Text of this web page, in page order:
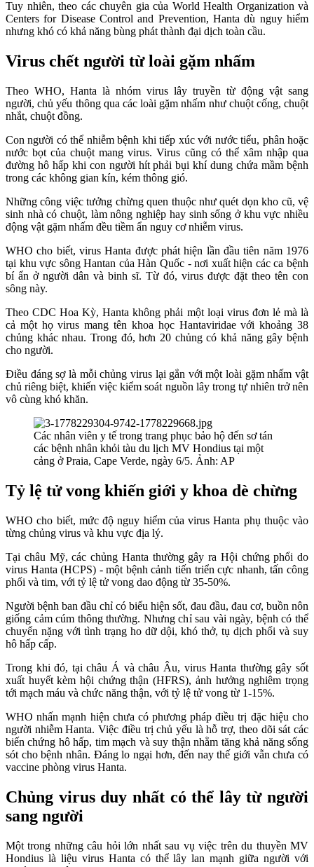
Tuy nhiên, theo các chuyên gia của World Health Organization và
Centers for Disease Control and Prevention, Hanta dù nguy hiểm
nhưng khó có khả năng bùng phát thành đại dịch toàn cầu.
Virus chết người từ loài gặm nhấm
Theo WHO, Hanta là nhóm virus lây truyền từ động vật sang
người, chủ yếu thông qua các loài gặm nhấm như chuột cống, chuột
nhắt, chuột đồng.
Con người có thể nhiễm bệnh khi tiếp xúc với nước tiểu, phân hoặc
nước bọt của chuột mang virus. Virus cũng có thể xâm nhập qua
đường hô hấp khi con người hít phải bụi khí dung chứa mầm bệnh
trong các không gian kín, kém thông gió.
Những công việc tưởng chừng quen thuộc như quét dọn kho cũ, vệ
sinh nhà có chuột, làm nông nghiệp hay sinh sống ở khu vực nhiều
động vật gặm nhấm đều tiềm ẩn nguy cơ nhiễm virus.
WHO cho biết, virus Hanta được phát hiện lần đầu tiên năm 1976
tại khu vực sông Hantan của Hàn Quốc - nơi xuất hiện các ca bệnh
bí ẩn ở người dân và binh sĩ. Từ đó, virus được đặt theo tên con
sông này.
Theo CDC Hoa Kỳ, Hanta không phải một loại virus đơn lẻ mà là
cả một họ virus mang tên khoa học Hantaviridae với khoảng 38
chủng khác nhau. Trong đó, hơn 20 chủng có khả năng gây bệnh
cho người.
Điều đáng sợ là mỗi chủng virus lại gắn với một loài gặm nhấm vật
chủ riêng biệt, khiến việc kiểm soát nguồn lây trong tự nhiên trở nên
vô cùng khó khăn.
Các nhân viên y tế trong trang phục bảo hộ đến sơ tán
các bệnh nhân khỏi tàu du lịch MV Hondius tại một
cảng ở Praia, Cape Verde, ngày 6/5. Ảnh: AP
Tỷ lệ tử vong khiến giới y khoa dè chừng
WHO cho biết, mức độ nguy hiểm của virus Hanta phụ thuộc vào
từng chủng virus và khu vực địa lý.
Tại châu Mỹ, các chủng Hanta thường gây ra Hội chứng phổi do
virus Hanta (HCPS) - một bệnh cảnh tiến triển cực nhanh, tấn công
phổi và tim, với tỷ lệ tử vong dao động từ 35-50%.
Người bệnh ban đầu chỉ có biểu hiện sốt, đau đầu, đau cơ, buồn nôn
giống cảm cúm thông thường. Nhưng chỉ sau vài ngày, bệnh có thể
chuyển nặng với tình trạng ho dữ dội, khó thở, tụ dịch phổi và suy
hô hấp cấp.
Trong khi đó, tại châu Á và châu Âu, virus Hanta thường gây sốt
xuất huyết kèm hội chứng thận (HFRS), ảnh hưởng nghiêm trọng
tới mạch máu và chức năng thận, với tỷ lệ tử vong từ 1-15%.
WHO nhấn mạnh hiện chưa có phương pháp điều trị đặc hiệu cho
người nhiễm Hanta. Việc điều trị chủ yếu là hỗ trợ, theo dõi sát các
biến chứng hô hấp, tim mạch và suy thận nhằm tăng khả năng sống
sót cho bệnh nhân. Đáng lo ngại hơn, đến nay thế giới vẫn chưa có
vaccine phòng virus Hanta.
Chủng virus duy nhất có thể lây từ người
sang người
Một trong những câu hỏi lớn nhất sau vụ việc trên du thuyền MV
Hondius là liệu virus Hanta có thể lây lan mạnh giữa người với